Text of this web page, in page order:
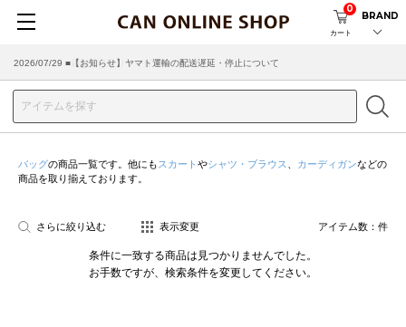
カート
0
BRAND
2026/07/29 ■【お知らせ】ヤマト運輸の配送遅延・停止について
2026/03/18 ■店舗受け取りサービスのご案内
バッグの商品一覧です。他にも スカート やシャツ・ブラウス カーディガンなどの
商品を取り揃えております。
さらに絞り込む 表示変更 アイテム数： 件
条件に一致する商品は見つかりませんでした。
お手数ですが、検索条件を変更してください。